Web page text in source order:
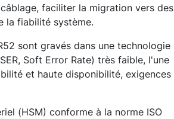
faciliter la migration vers des
la fiabilité système.
sont gravés dans une technologie
Soft Error Rate) très faible, l'une
et haute disponibilité, exigences
(HSM) conforme à la norme ISO